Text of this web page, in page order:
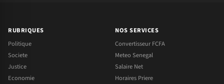
RUBRIQUES
Politique
Societe
Justice
Economie
NOS SERVICES
Convertisseur FCFA
Meteo Senegal
Salaire Net
Horaires Priere